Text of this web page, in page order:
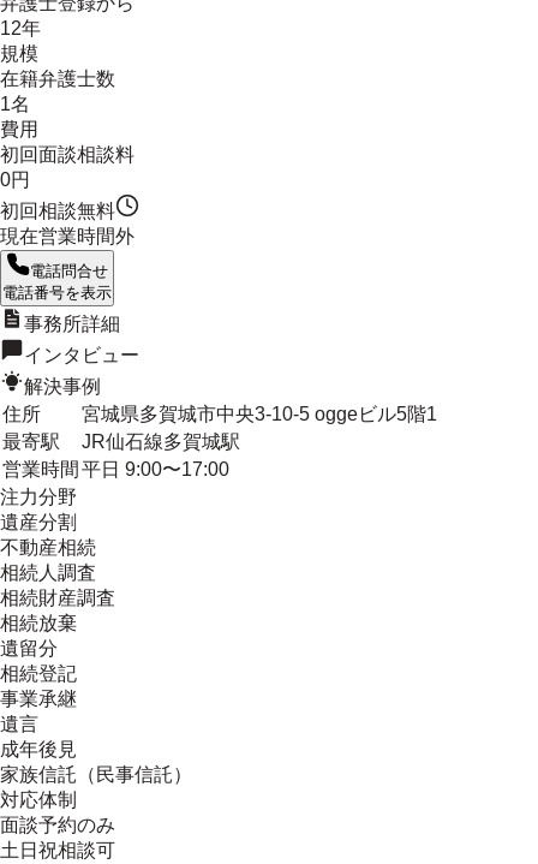
12年
規模
在籍弁護士数
1名
費用
初回面談相談料
0円
初回相談無料
現在営業時間外
電話問合せ
電話番号を表示
事務所詳細
インタビュー
解決事例
住所
宮城県多賀城市中央3-10-5 oggeビル5階1
最寄駅
JR仙石線多賀城駅
営業時間 平日 9:00〜17:00
注力分野
遺産分割
不動産相続
相続人調査
相続財産調査
相続放棄
遺留分
相続登記
事業承継
遺言
成年後見
家族信託（民事信託）
対応体制
面談予約のみ
土日祝相談可